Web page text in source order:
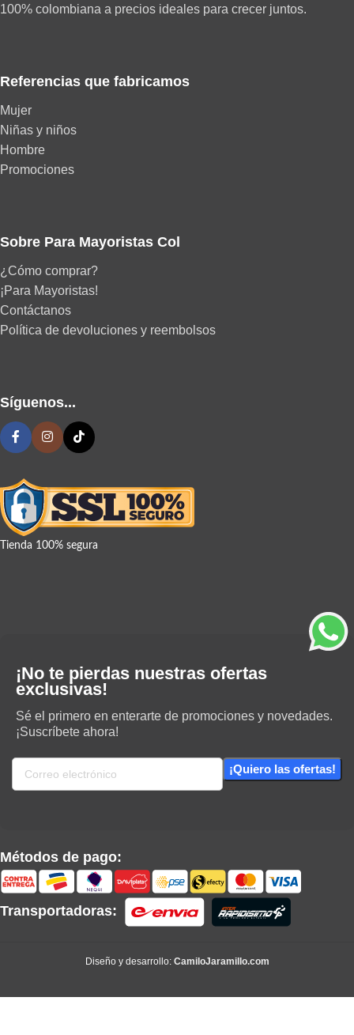
100% colombiana a precios ideales para crecer juntos.
Referencias que fabricamos
Mujer
Niñas y niños
Hombre
Promociones
Sobre Para Mayoristas Col
¿Cómo comprar?
¡Para Mayoristas!
Contáctanos
Política de devoluciones y reembolsos
Síguenos...
Tienda 100% segura
¡No te pierdas nuestras ofertas
exclusivas!
Sé el primero en enterarte de promociones y novedades.
¡Suscríbete ahora!
Métodos de pago:
Transportadoras:
Diseño y desarrollo: CamiloJaramillo.com